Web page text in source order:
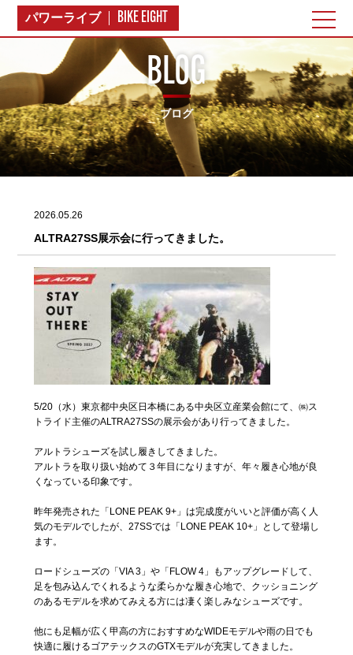
パワーライブ BIKE EIGHT
BLOG
ブログ
2026.05.26
ALTRA27SS展示会に行ってきました。
5/20（水）東京都中央区日本橋にある中央区立産業会館にて、㈱ス
トライド主催のALTRA27SSの展示会があり行ってきました。
アルトラシューズを試し履きしてきました。
アルトラを取り扱い始めて３年目になりますが、年々履き心地が良
くなっている印象です。
昨年発売された「LONE PEAK 9+」は完成度がいいと評価が高く人
気のモデルでしたが、27SSでは「LONE PEAK 10+」として登場し
ます。
ロードシューズの「VIA 3」や「FLOW 4」もアップグレードして、
足を包み込んでくれるような柔らかな履き心地で、クッショニング
のあるモデルを求めてみえる方には凄く楽しみなシューズです。
他にも足幅が広く甲高の方におすすめなWIDEモデルや雨の日でも
快適に履けるゴアテックスのGTXモデルが充実してきました。